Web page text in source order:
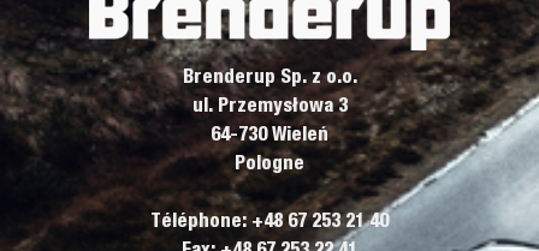
Brenderup Sp. z o.o.
ul. Przemysłowa 3
64-730 Wieleń
Pologne
Téléphone: +48 67 253 21 40